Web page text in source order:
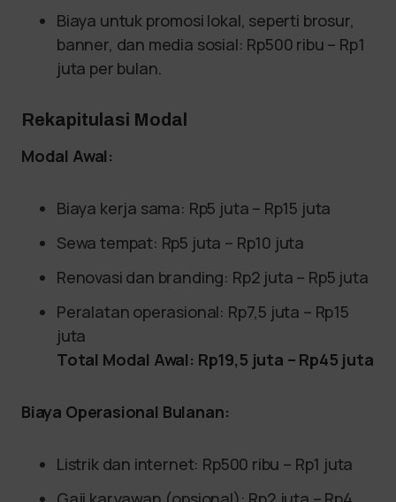
Biaya untuk promosi lokal, seperti brosur,
banner, dan media sosial: Rp500 ribu – Rp1
juta per bulan.
Rekapitulasi Modal
Modal Awal:
Biaya kerja sama: Rp5 juta – Rp15 juta
Sewa tempat: Rp5 juta – Rp10 juta
Renovasi dan branding: Rp2 juta – Rp5 juta
Peralatan operasional: Rp7,5 juta – Rp15
juta
Total Modal Awal: Rp19,5 juta – Rp45 juta
Biaya Operasional Bulanan:
Listrik dan internet: Rp500 ribu – Rp1 juta